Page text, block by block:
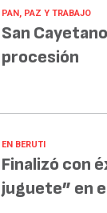
PAN, PAZ Y TRABAJO
San
procesión
EN BERUTI
Finalizó con
juguete” en